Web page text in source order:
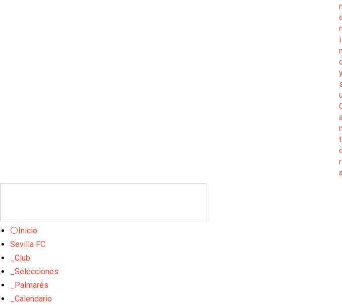
⚪Inicio
Sevilla FC
_Club
_Selecciones
_Palmarés
_Calendario